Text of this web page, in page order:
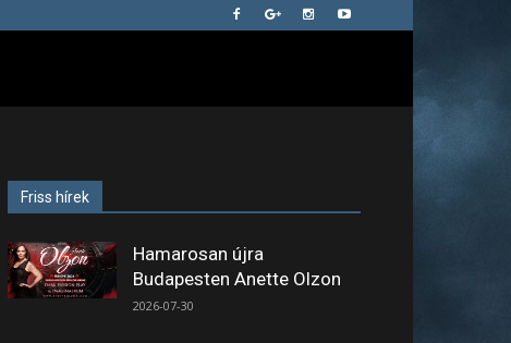
Friss hírek
Hamarosan újra
Budapesten Anette Olzon
2026-07-30